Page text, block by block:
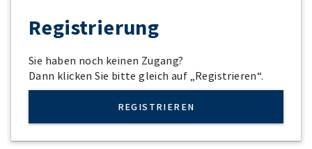
Registrierung
Sie haben noch keinen Zugang?
Dann klicken Sie bitte gleich auf „Registrieren“.
REGISTRIEREN